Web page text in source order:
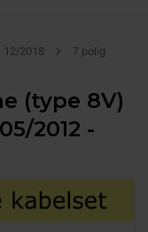
12/2018
7 polig
(type 8V)
2012 -